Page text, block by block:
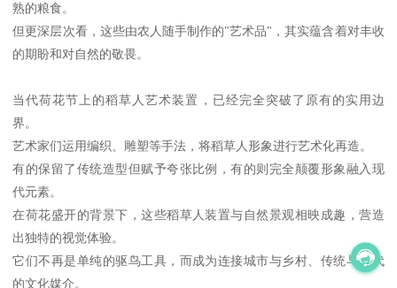
熟的粮食。
但更深层次看，这些由农人随手制作的"艺术品"，其实蕴含着对丰收
的期盼和对自然的敬畏。
当代荷花节上的稻草人艺术装置，已经完全突破了原有的实用边
界。
艺术家们运用编织、雕塑等手法，将稻草人形象进行艺术化再造。
有的保留了传统造型但赋予夸张比例，有的则完全颠覆形象融入现
代元素。
在荷花盛开的背景下，这些稻草人装置与自然景观相映成趣，营造
出独特的视觉体验。
它们不再是单纯的驱鸟工具，而成为连接城市与乡村、传统与现代
的文化媒介。